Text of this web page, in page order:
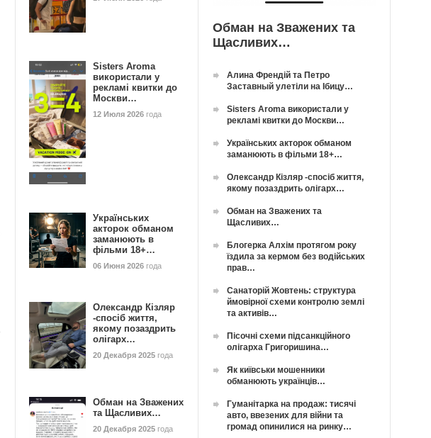
Sisters Aroma
використали у
рекламі квитки до
Москви…
12 Июля 2026 года
Українських
акторок обманом
заманюють в
фільми 18+…
06 Июня 2026 года
Олександр Кізляр
-спосіб життя,
якому позаздрить
олігарх…
20 Декабря 2025 года
Обман на Зважених
та Щасливих…
20 Декабря 2025 года
Обман на Зважених та
Щасливих…
Алина Френдій та Петро
Заставный улетіли на Ібицу…
Sisters Aroma використали у
рекламі квитки до Москви…
Українських акторок обманом
заманюють в фільми 18+…
Олександр Кізляр -спосіб життя,
якому позаздрить олігарх…
Обман на Зважених та
Щасливих…
Блогерка Алхім протягом року
їздила за кермом без водійських
прав…
Санаторій Жовтень: структура
ймовірної схеми контролю землі
та активів…
Пісочні схеми підсанкційного
олігарха Григоришина…
Як київськи мошенники
обманюють українців…
Гуманітарка на продаж: тисячі
авто, ввезених для війни та
громад опинилися на ринку…